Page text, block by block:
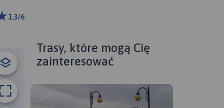
1.3/6
Trasy, które mogą Cię
zainteresować